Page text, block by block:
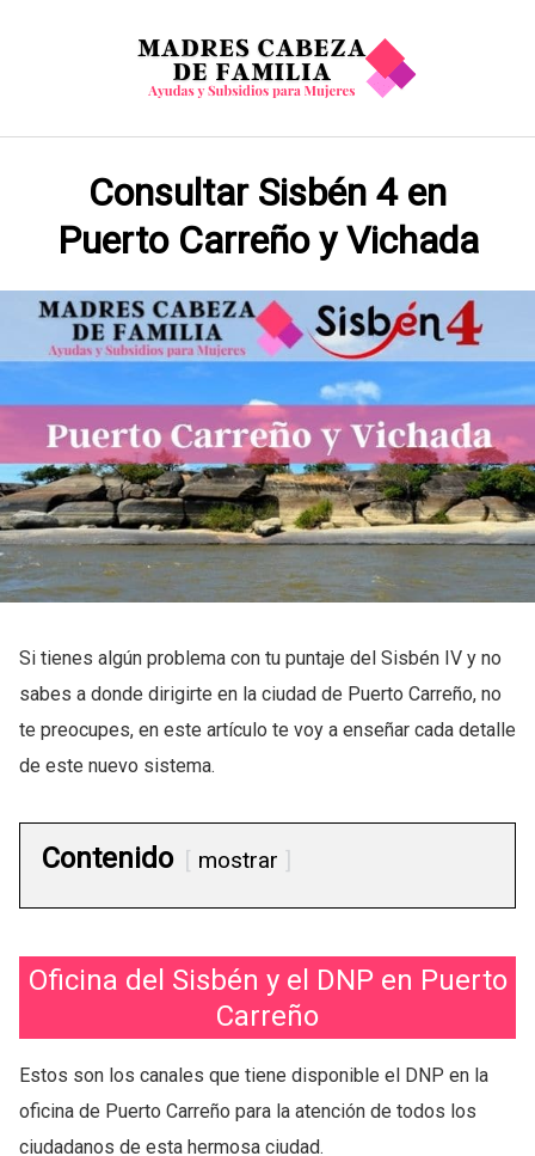
Consultar Sisbén 4 en
Puerto Carreño y Vichada
Si tienes algún problema con tu puntaje del Sisbén IV y no
sabes a donde dirigirte en la ciudad de Puerto Carreño, no
te preocupes, en este artículo te voy a enseñar cada detalle
de este nuevo sistema.
Contenido mostrar
Oficina del Sisbén y el DNP en Puerto
Carreño
Estos son los canales que tiene disponible el DNP en la
oficina de Puerto Carreño para la atención de todos los
ciudadanos de esta hermosa ciudad.